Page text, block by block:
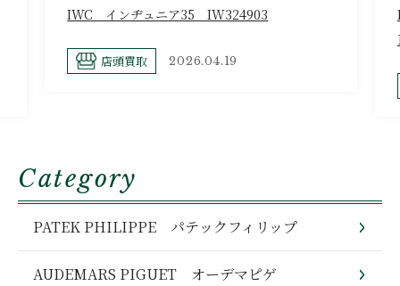
IWC インヂュニア35 IW324903
店頭買取 2026.04.19
Category
PATEK PHILIPPE パテックフィリップ
AUDEMARS PIGUET オーデマピゲ